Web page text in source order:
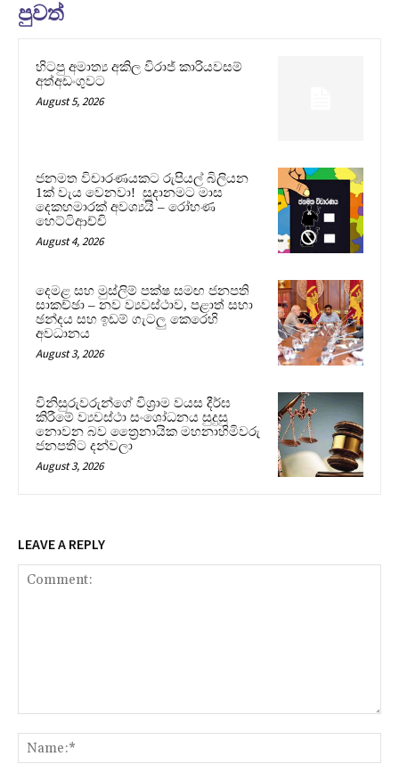
පුවත්
හිටපු අමාත්‍ය අකිල විරාජ් කාරියවසම්
අත්අඩංගුවට
August 5, 2026
ජනමත විචාරණයකට රුපියල් බිලියන
1ක් වැය වෙනවා! සූදානමට මාස
දෙකහමාරක් අවශ්‍යයි – රෝහණ
හෙට්ටිආච්චි
August 4, 2026
දෙමළ සහ මුස්ලිම් පක්ෂ සමඟ ජනපති
සාකච්ඡා – නව ව්‍යවස්ථාව, පළාත් සභා
ඡන්දය සහ ඉඩම් ගැටලු කෙරෙහි
අවධානය
August 3, 2026
විනිසුරුවරුන්ගේ විශ්‍රාම වයස දීර්ඝ
කිරීමේ ව්‍යවස්ථා සංශෝධනය සුදුසු
නොවන බව ත්‍රෛනායික මහනාහිමිවරු
ජනපතිට දන්වලා
August 3, 2026
LEAVE A REPLY